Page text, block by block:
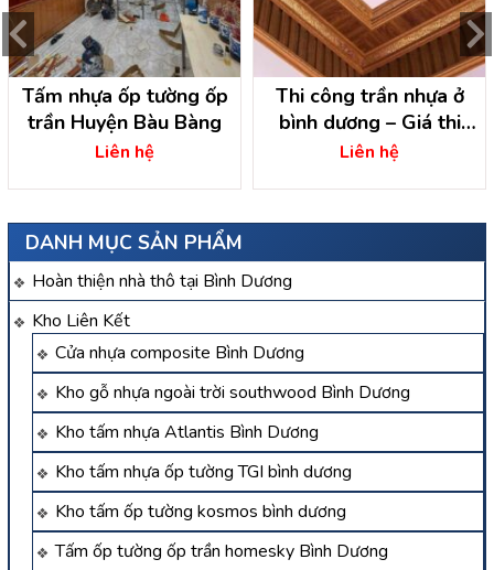
DANH MỤC SẢN PHẨM
Hoàn thiện nhà thô tại Bình Dương
Kho Liên Kết
Cửa nhựa composite Bình Dương
Kho gỗ nhựa ngoài trời southwood Bình Dương
Kho tấm nhựa Atlantis Bình Dương
Kho tấm nhựa ốp tường TGI bình dương
Kho tấm ốp tường kosmos bình dương
Tấm ốp tường ốp trần homesky Bình Dương
Tấm nhựa ốp tường ốp
trần Huyện Bàu Bàng
Liên hệ
Thi công trần nhựa ở
bình dương – Giá thi
công trần nhựa
Liên hệ